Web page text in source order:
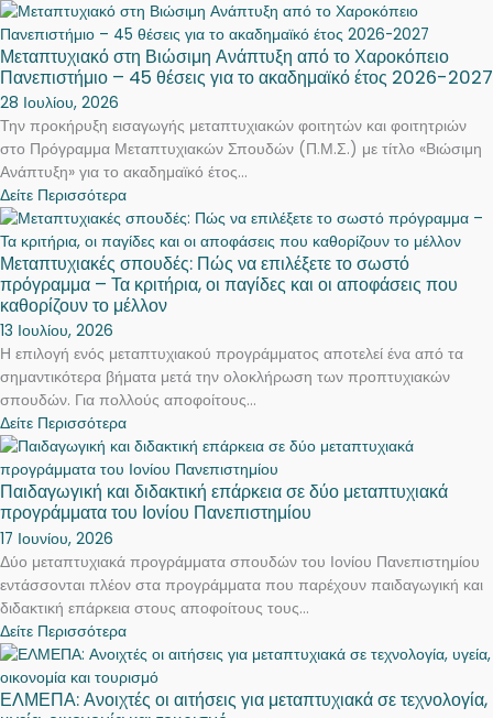
Μεταπτυχιακό στη Βιώσιμη Ανάπτυξη από το Χαροκόπειο
Πανεπιστήμιο – 45 θέσεις για το ακαδημαϊκό έτος 2026-2027
28 Ιουλίου, 2026
Την προκήρυξη εισαγωγής μεταπτυχιακών φοιτητών και φοιτητριών
στο Πρόγραμμα Μεταπτυχιακών Σπουδών (Π.Μ.Σ.) με τίτλο «Βιώσιμη
Ανάπτυξη» για το ακαδημαϊκό έτος...
Δείτε Περισσότερα
Μεταπτυχιακές σπουδές: Πώς να επιλέξετε το σωστό
πρόγραμμα – Τα κριτήρια, οι παγίδες και οι αποφάσεις που
καθορίζουν το μέλλον
13 Ιουλίου, 2026
Η επιλογή ενός μεταπτυχιακού προγράμματος αποτελεί ένα από τα
σημαντικότερα βήματα μετά την ολοκλήρωση των προπτυχιακών
σπουδών. Για πολλούς αποφοίτους...
Δείτε Περισσότερα
Παιδαγωγική και διδακτική επάρκεια σε δύο μεταπτυχιακά
προγράμματα του Ιονίου Πανεπιστημίου
17 Ιουνίου, 2026
Δύο μεταπτυχιακά προγράμματα σπουδών του Ιονίου Πανεπιστημίου
εντάσσονται πλέον στα προγράμματα που παρέχουν παιδαγωγική και
διδακτική επάρκεια στους αποφοίτους τους...
Δείτε Περισσότερα
ΕΛΜΕΠΑ: Ανοιχτές οι αιτήσεις για μεταπτυχιακά σε τεχνολογία,